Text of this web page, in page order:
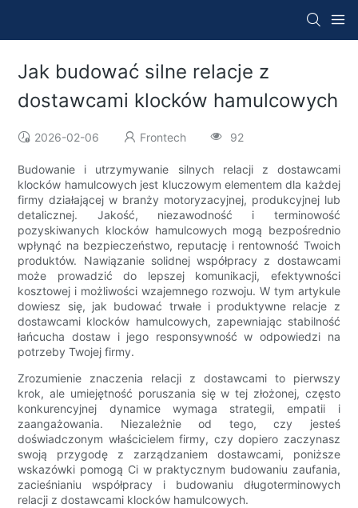
Jak budować silne relacje z
dostawcami klocków hamulcowych
2026-02-06 Frontech 92
Budowanie i utrzymywanie silnych relacji z dostawcami
klocków hamulcowych jest kluczowym elementem dla każdej
firmy działającej w branży motoryzacyjnej, produkcyjnej lub
detalicznej. Jakość, niezawodność i terminowość
pozyskiwanych klocków hamulcowych mogą bezpośrednio
wpłynąć na bezpieczeństwo, reputację i rentowność Twoich
produktów. Nawiązanie solidnej współpracy z dostawcami
może prowadzić do lepszej komunikacji, efektywności
kosztowej i możliwości wzajemnego rozwoju. W tym artykule
dowiesz się, jak budować trwałe i produktywne relacje z
dostawcami klocków hamulcowych, zapewniając stabilność
łańcucha dostaw i jego responsywność w odpowiedzi na
potrzeby Twojej firmy.
Zrozumienie znaczenia relacji z dostawcami to pierwszy
krok, ale umiejętność poruszania się w tej złożonej, często
konkurencyjnej dynamice wymaga strategii, empatii i
zaangażowania. Niezależnie od tego, czy jesteś
doświadczonym właścicielem firmy, czy dopiero zaczynasz
swoją przygodę z zarządzaniem dostawcami, poniższe
wskazówki pomogą Ci w praktycznym budowaniu zaufania,
zacieśnianiu współpracy i budowaniu długoterminowych
relacji z dostawcami klocków hamulcowych.